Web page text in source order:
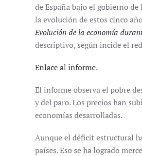
de España bajo el gobierno
la evolución de estos cinco
Evolución de la economía
descriptivo, según incide el
Enlace al informe.
El informe observa el pobre
y del paro. Los precios han
economías desarrolladas.
Aunque el déficit estructural
países. Eso se ha logrado